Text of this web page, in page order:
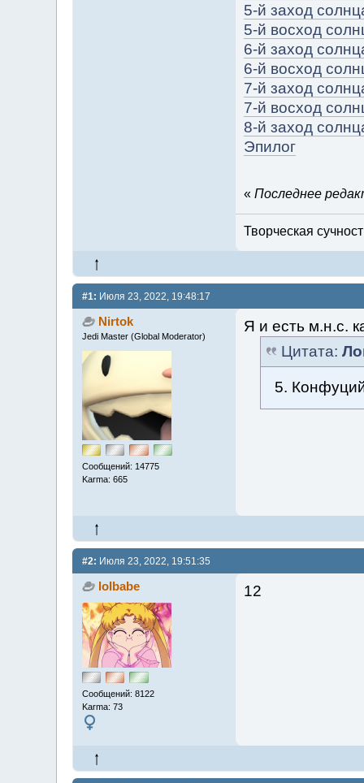
5-й заход
5-й восход
6-й заход
6-й восход
7-й заход
7-й восход
8-й заход
Эпилог
« Последнее
Творческая
#1: Июля 23, 2022, 19:48:17
Nirtok
Jedi Master (Global Moderator)
Сообщений: 14775
Karma: 665
Я и есть м.н.с.
Цитата:
5.
#2: Июля 23, 2022, 19:51:35
lolbabe
Сообщений: 8122
Karma: 73
12